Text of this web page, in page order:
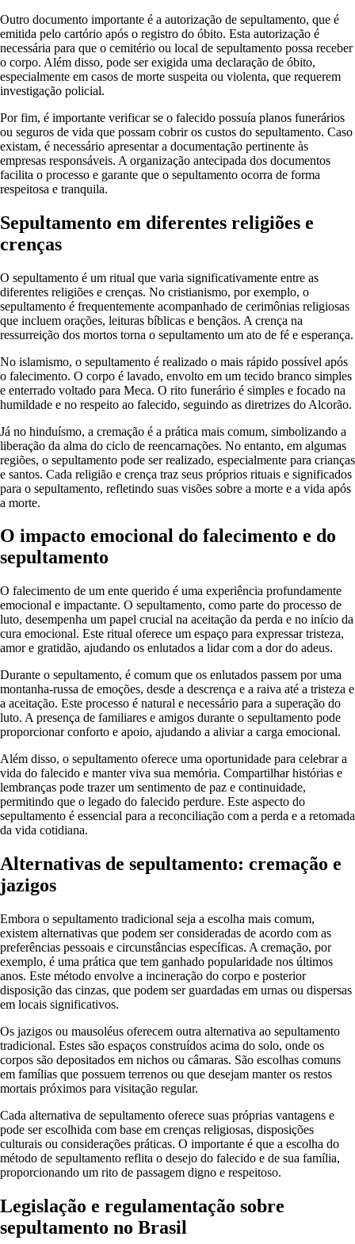
Outro documento importante é a autorização de sepultamento, que é
emitida pelo cartório após o registro do óbito. Esta autorização é
necessária para que o cemitério ou local de sepultamento possa receber
o corpo. Além disso, pode ser exigida uma declaração de óbito,
especialmente em casos de morte suspeita ou violenta, que requerem
investigação policial.
Por fim, é importante verificar se o falecido possuía planos funerários
ou seguros de vida que possam cobrir os custos do sepultamento. Caso
existam, é necessário apresentar a documentação pertinente às
empresas responsáveis. A organização antecipada dos documentos
facilita o processo e garante que o sepultamento ocorra de forma
respeitosa e tranquila.
Sepultamento em diferentes religiões e
crenças
O sepultamento é um ritual que varia significativamente entre as
diferentes religiões e crenças. No cristianismo, por exemplo, o
sepultamento é frequentemente acompanhado de cerimônias religiosas
que incluem orações, leituras bíblicas e bençãos. A crença na
ressurreição dos mortos torna o sepultamento um ato de fé e esperança.
No islamismo, o sepultamento é realizado o mais rápido possível após
o falecimento. O corpo é lavado, envolto em um tecido branco simples
e enterrado voltado para Meca. O rito funerário é simples e focado na
humildade e no respeito ao falecido, seguindo as diretrizes do Alcorão.
Já no hinduísmo, a cremação é a prática mais comum, simbolizando a
liberação da alma do ciclo de reencarnações. No entanto, em algumas
regiões, o sepultamento pode ser realizado, especialmente para crianças
e santos. Cada religião e crença traz seus próprios rituais e significados
para o sepultamento, refletindo suas visões sobre a morte e a vida após
a morte.
O impacto emocional do falecimento e do
sepultamento
O falecimento de um ente querido é uma experiência profundamente
emocional e impactante. O sepultamento, como parte do processo de
luto, desempenha um papel crucial na aceitação da perda e no início da
cura emocional. Este ritual oferece um espaço para expressar tristeza,
amor e gratidão, ajudando os enlutados a lidar com a dor do adeus.
Durante o sepultamento, é comum que os enlutados passem por uma
montanha-russa de emoções, desde a descrença e a raiva até a tristeza e
a aceitação. Este processo é natural e necessário para a superação do
luto. A presença de familiares e amigos durante o sepultamento pode
proporcionar conforto e apoio, ajudando a aliviar a carga emocional.
Além disso, o sepultamento oferece uma oportunidade para celebrar a
vida do falecido e manter viva sua memória. Compartilhar histórias e
lembranças pode trazer um sentimento de paz e continuidade,
permitindo que o legado do falecido perdure. Este aspecto do
sepultamento é essencial para a reconciliação com a perda e a retomada
da vida cotidiana.
Alternativas de sepultamento: cremação e
jazigos
Embora o sepultamento tradicional seja a escolha mais comum,
existem alternativas que podem ser consideradas de acordo com as
preferências pessoais e circunstâncias específicas. A cremação, por
exemplo, é uma prática que tem ganhado popularidade nos últimos
anos. Este método envolve a incineração do corpo e posterior
disposição das cinzas, que podem ser guardadas em urnas ou dispersas
em locais significativos.
Os jazigos ou mausoléus oferecem outra alternativa ao sepultamento
tradicional. Estes são espaços construídos acima do solo, onde os
corpos são depositados em nichos ou câmaras. São escolhas comuns
em famílias que possuem terrenos ou que desejam manter os restos
mortais próximos para visitação regular.
Cada alternativa de sepultamento oferece suas próprias vantagens e
pode ser escolhida com base em crenças religiosas, disposições
culturais ou considerações práticas. O importante é que a escolha do
método de sepultamento reflita o desejo do falecido e de sua família,
proporcionando um rito de passagem digno e respeitoso.
Legislação e regulamentação sobre
sepultamento no Brasil